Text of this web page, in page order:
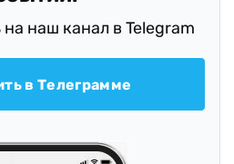
наш канал в Telegram
в Телеграмме